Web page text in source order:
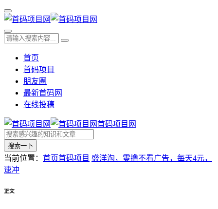
首页
首码项目
朋友圈
最新首码网
在线投稿
首码项目网
搜索一下
当前位置： 首页首码项目 盛洋淘，零撸不看广告，每天4元，
速冲
正文